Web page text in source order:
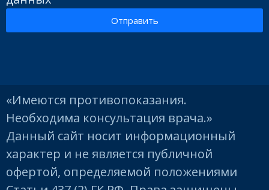
Отправить
«Имеются противопоказания.
Необходима консультация врача.»
Данный сайт носит информационный
характер и не является публичной
офертой, определяемой положениями